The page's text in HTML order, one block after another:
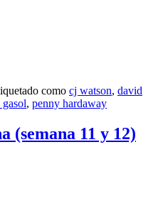
como cj watson, david
gasol, penny hardaway
(semana 11 y 12)